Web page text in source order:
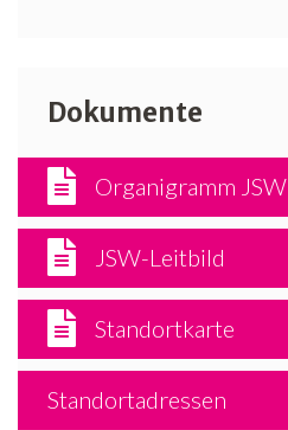
Dokumente
Organigramm JSW
JSW-Leitbild
Standortkarte
Standortadressen